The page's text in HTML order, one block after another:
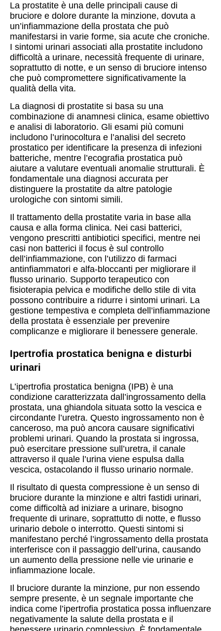
La prostatite è una delle principali cause di
bruciore e dolore durante la minzione, dovuta a
un’infiammazione della prostata che può
manifestarsi in varie forme, sia acute che croniche.
I sintomi urinari associati alla prostatite includono
difficoltà a urinare, necessità frequente di urinare,
soprattutto di notte, e un senso di bruciore intenso
che può compromettere significativamente la
qualità della vita.
La diagnosi di prostatite si basa su una
combinazione di anamnesi clinica, esame obiettivo
e analisi di laboratorio. Gli esami più comuni
includono l’urinocoltura e l’analisi del secreto
prostatico per identificare la presenza di infezioni
batteriche, mentre l’ecografia prostatica può
aiutare a valutare eventuali anomalie strutturali. È
fondamentale una diagnosi accurata per
distinguere la prostatite da altre patologie
urologiche con sintomi simili.
Il trattamento della prostatite varia in base alla
causa e alla forma clinica. Nei casi batterici,
vengono prescritti antibiotici specifici, mentre nei
casi non batterici il focus è sul controllo
dell’infiammazione, con l’utilizzo di farmaci
antinfiammatori e alfa-bloccanti per migliorare il
flusso urinario. Supporto terapeutico con
fisioterapia pelvica e modifiche dello stile di vita
possono contribuire a ridurre i sintomi urinari. La
gestione tempestiva e completa dell’infiammazione
della prostata è essenziale per prevenire
complicanze e migliorare il benessere generale.
Ipertrofia prostatica benigna e disturbi
urinari
L’ipertrofia prostatica benigna (IPB) è una
condizione caratterizzata dall’ingrossamento della
prostata, una ghiandola situata sotto la vescica e
circondante l’uretra. Questo ingrossamento non è
canceroso, ma può ancora causare significativi
problemi urinari. Quando la prostata si ingrossa,
può esercitare pressione sull’uretra, il canale
attraverso il quale l’urina viene espulsa dalla
vescica, ostacolando il flusso urinario normale.
Il risultato di questa compressione è un senso di
bruciore durante la minzione e altri fastidi urinari,
come difficoltà ad iniziare a urinare, bisogno
frequente di urinare, soprattutto di notte, e flusso
urinario debole o interrotto. Questi sintomi si
manifestano perché l’ingrossamento della prostata
interferisce con il passaggio dell’urina, causando
un aumento della pressione nelle vie urinarie e
infiammazione locale.
Il bruciore durante la minzione, pur non essendo
sempre presente, è un segnale importante che
indica come l’ipertrofia prostatica possa influenzare
negativamente la salute della prostata e il